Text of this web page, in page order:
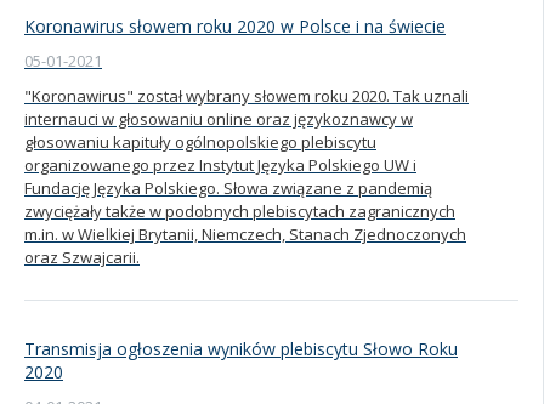
Koronawirus słowem roku 2020 w Polsce i na świecie
05-01-2021
"Koronawirus" został wybrany słowem roku 2020. Tak uznali
internauci w głosowaniu online oraz językoznawcy w
głosowaniu kapituły ogólnopolskiego plebiscytu
organizowanego przez Instytut Języka Polskiego UW i
Fundację Języka Polskiego. Słowa związane z pandemią
zwyciężały także w podobnych plebiscytach zagranicznych
m.in. w Wielkiej Brytanii, Niemczech, Stanach Zjednoczonych
oraz Szwajcarii.
Transmisja ogłoszenia wyników plebiscytu Słowo Roku
2020